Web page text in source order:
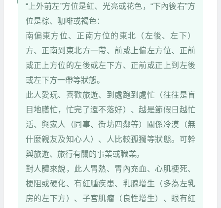
“上外前左”方位是紅、光亮或花色，“下內後右”方
位是棕、咖啡或褐色：
南偏東方位、正南方位的東北（左後、左下）
方、正南到東北方一帶、前或上偏左方位、正前
或正上方位的左後或左下方、正前或正上到左後
或左下方一帶等狀態。
此人愛玩、喜歡旅遊、到處跑到處忙（往往是盲
目地膳忙，忙完了還不落好）、越是節假日越忙
活、與家人（同事、街坊四鄰等）關係冷漠（無
什麼親友及知心人）、人比較孤獨等狀態。可幹
與旅遊、旅行有關的事業或職業。
對人體來說，此人胃熱、胃內充血、心肌梗死、
梗阻或硬化、有紅腫疾患、乳腺增生（多為左乳
房的左下方）、子宮肌瘤（良性增生）、眼有紅